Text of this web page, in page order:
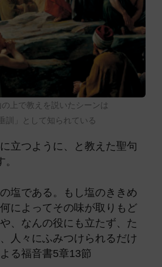
上で教えを説いたシーンは
訓」として知られている
立つように、と教えた聖句
塩である。もし塩のききめ
によってその味が取りもど
、なんの役にも立たず、た
人々にふみつけられるだけ
る福音書5章13節